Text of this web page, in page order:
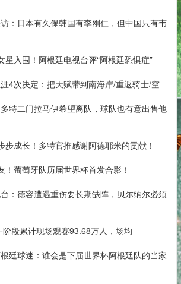
访：日本有久保韩国有李刚仁，但中国只有韦
星入围！阿根廷电视台评“阿根廷恐惧症”
涯4次决定：把天赋带到南海岸/重返骑士/空
多特二门拉马伊希望离队，球队也有意出售他
步成长！多特官推感谢阿德耶米的贡献！
！葡萄牙队历届世界杯首发合影！
台：德容遭遇重伤要长期缺阵，贝尔纳尔必须
阶段累计现场观赛93.68万人，场均
根廷球迷：谁会是下届世界杯阿根廷队的当家